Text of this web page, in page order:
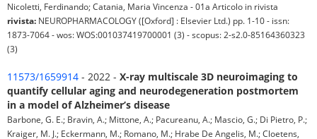
Nicoletti, Ferdinando; Catania, Maria Vincenza - 01a Articolo in rivista
rivista: NEUROPHARMACOLOGY ([Oxford] : Elsevier Ltd.) pp. 1-10 - issn:
1873-7064 - wos: WOS:001037419700001 (3) - scopus: 2-s2.0-85164360323
(3)
11573/1659914 - 2022 - X-ray multiscale 3D neuroimaging to
quantify cellular aging and neurodegeneration postmortem
in a model of Alzheimer’s disease
Barbone, G. E.; Bravin, A.; Mittone, A.; Pacureanu, A.; Mascio, G.; Di Pietro, P.;
Kraiger, M. J.; Eckermann, M.; Romano, M.; Hrabe De Angelis, M.; Cloetens,